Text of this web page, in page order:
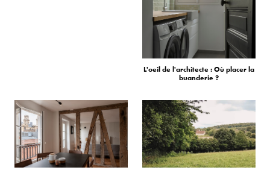
L'oeil de l'architecte : Où placer la
buanderie ?